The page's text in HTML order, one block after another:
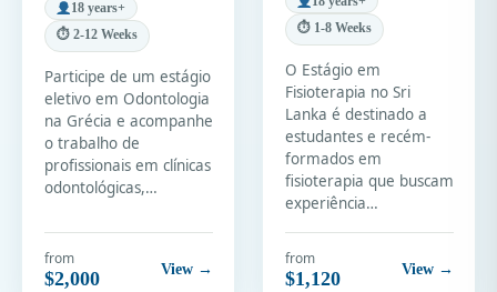
18 years+
⏱ 2-12 Weeks
Participe de um estágio
eletivo em Odontologia
na Grécia e acompanhe
o trabalho de
profissionais em clínicas
odontológicas,…
from
$2,000 View →
⏱ 1-8 Weeks
O Estágio em
Fisioterapia no Sri
Lanka é destinado a
estudantes e recém-
formados em
fisioterapia que buscam
experiência…
from
$1,120 View →